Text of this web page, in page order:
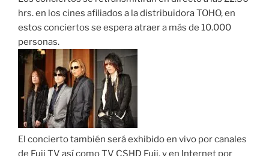
hrs. en los cines afiliados a la distribuidora TOHO, en
estos conciertos se espera atraer a más de 10.000
personas.
El concierto también será exhibido en vivo por canales
de Fuji TV así como TV CSHD Fuji, y en Internet por